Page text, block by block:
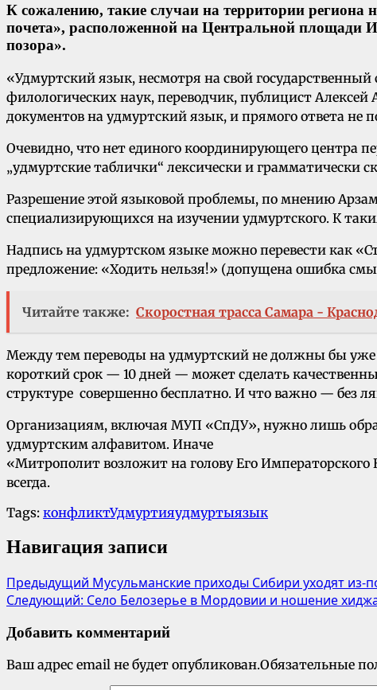
К сожалению, такие случаи на территории региона
почета», расположенной на Центральной площади
позора».
«Удмуртский язык, несмотря на свой
филологических наук, переводчик, публицист
документов на удмуртский язык, и прямого ответа не
Очевидно, что нет единого координирующего центра
„удмуртские таблички“ лексически и грамматически
Разрешение этой языковой проблемы, по мнению
специализирующихся на изучении удмуртского. К
Надпись на удмуртском языке можно перевести как
предложение: «Ходить нельзя!» (допущена ошибка
Читайте также: Скоростная трасса Самара -
Между тем переводы на удмуртский не должны бы уже
короткий срок — 10 дней — может сделать
структуре совершенно бесплатно. И что важно — без
Организациям, включая МУП «СпДУ», нужно лишь
удмуртским алфавитом. Иначе
«Митрополит возложит на голову Его Императорского
всегда.
Tags: конфликтУдмуртияудмуртыязык
Навигация записи
Предыдущий Мусульманские приходы Сибири уходят из-
Следующий: Село Белозерье в Мордовии и ношение
Добавить комментарий
Ваш адрес email не будет опубликован.Обязательные